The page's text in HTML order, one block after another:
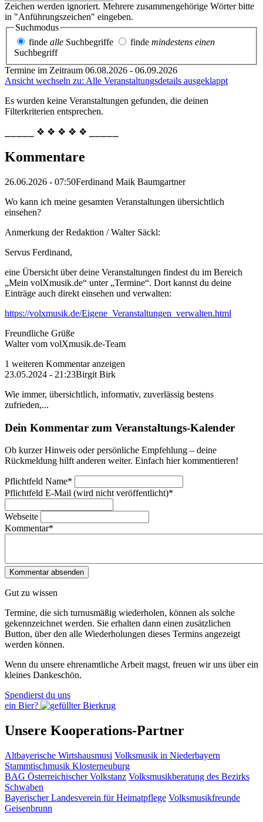
Zeichen werden ignoriert. Mehrere zusammengehörige Wörter bitte
in "Anführungszeichen" eingeben.
Suchmodus
finde alle Suchbegriffe finde mindestens einen
Suchbegriff
Termine im Zeitraum 06.08.2026 - 06.09.2026
Ansicht wechseln zu: Alle Veranstaltungsdetails ausgeklappt
Es wurden keine Veranstaltungen gefunden, die deinen
Filterkriterien entsprechen.
⎯⎯⎯⎯⎯ ❖ ❖ ❖ ❖ ❖ ⎯⎯⎯⎯⎯
Kommentare
26.06.2026 - 07:50Ferdinand Maik Baumgartner
Wo kann ich meine gesamten Veranstaltungen übersichtlich
einsehen?
Anmerkung der Redaktion /Walter Säckl:
Servus Ferdinand,
eine Übersicht über deine Veranstaltungen findest du im Bereich
„Mein volXmusik.de“ unter „Termine“. Dort kannst du deine
Einträge auch direkt einsehen und verwalten:
https://volxmusik.de/Eigene_Veranstaltungen_verwalten.html
Freundliche Grüße
Walter vom volXmusik.de-Team
1 weiteren Kommentar anzeigen
23.05.2024 - 21:23Birgit Birk
Wie immer, übersichtlich, informativ, zuverlässig bestens
zufrieden,...
Dein Kommentar zum Veranstaltungs-Kalender
Ob kurzer Hinweis oder persönliche Empfehlung – deine
Rückmeldung hilft anderen weiter. Einfach hier kommentieren!
Pflichtfeld Name*
Pflichtfeld E-Mail (wird nicht veröffentlicht)*
Webseite
Kommentar*
Gut zu wissen
Termine, die sich turnusmäßig wiederholen, können als solche
gekennzeichnet werden. Sie erhalten dann einen zusätzlichen
Button, über den alle Wiederholungen dieses Termins angezeigt
werden können.
Wenn du unsere ehrenamtliche Arbeit magst, freuen wir uns über ein
kleines Dankeschön.
Spendierst du uns
ein Bier?
Unsere Kooperations-Partner
Altbayerische Wirtshausmusi Volksmusik in Niederbayern
Stammtischmusik Klosterneuburg
BAG Österreichischer Volkstanz Volksmusikberatung des Bezirks
Schwaben
Bayerischer Landesverein für Heimatpflege Volksmusikfreunde
Geisenbrunn